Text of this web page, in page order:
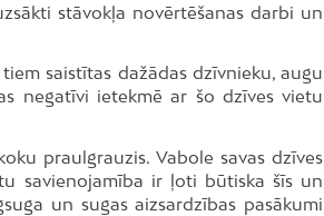
stāvokļa novērtēšanas darbi un
saistītas dažādas dzīvnieku, augu
negatīvi ietekmē ar šo dzīves vietu
praulgrauzis. Vabole savas dzīves
savienojamība ir ļoti būtiska šīs un
un sugas aizsardzības pasākumi